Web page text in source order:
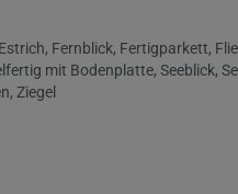
Estrich Fernblick Fertigparkett
mit Bodenplatte Seeblick
Ziegel